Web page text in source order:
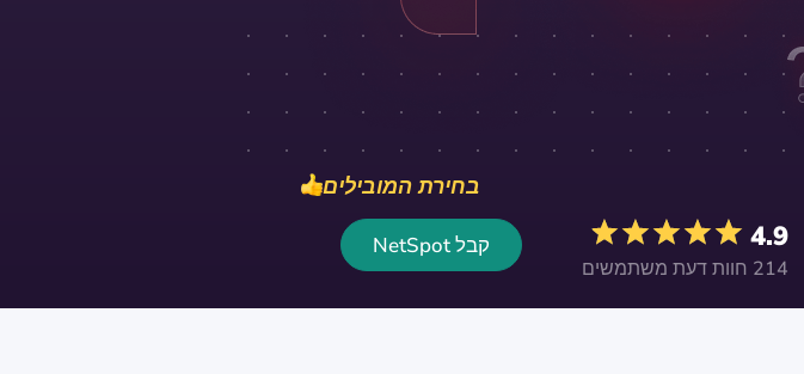
בחירת המובילים
4.9
214 חוות דעת משתמשים
קבל NetSpot